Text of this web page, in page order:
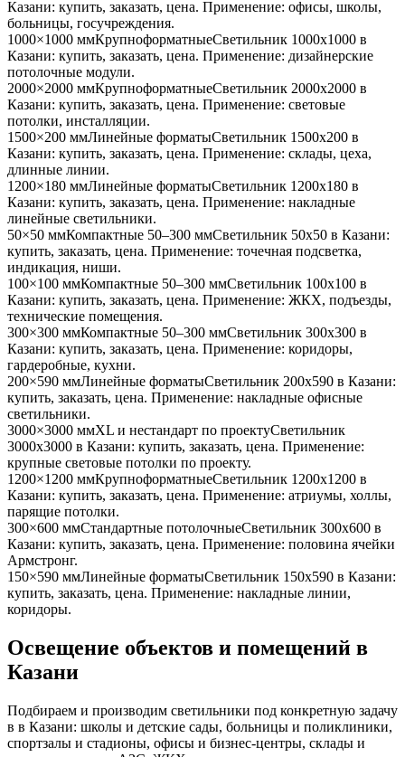
Казани: купить, заказать, цена. Применение: офисы, школы,
больницы, госучреждения.
1000×1000 ммКрупноформатныеСветильник 1000x1000 в
Казани: купить, заказать, цена. Применение: дизайнерские
потолочные модули.
2000×2000 ммКрупноформатныеСветильник 2000x2000 в
Казани: купить, заказать, цена. Применение: световые
потолки, инсталляции.
1500×200 ммЛинейные форматыСветильник 1500x200 в
Казани: купить, заказать, цена. Применение: склады, цеха,
длинные линии.
1200×180 ммЛинейные форматыСветильник 1200x180 в
Казани: купить, заказать, цена. Применение: накладные
линейные светильники.
50×50 ммКомпактные 50–300 ммСветильник 50x50 в Казани:
купить, заказать, цена. Применение: точечная подсветка,
индикация, ниши.
100×100 ммКомпактные 50–300 ммСветильник 100x100 в
Казани: купить, заказать, цена. Применение: ЖКХ, подъезды,
технические помещения.
300×300 ммКомпактные 50–300 ммСветильник 300x300 в
Казани: купить, заказать, цена. Применение: коридоры,
гардеробные, кухни.
200×590 ммЛинейные форматыСветильник 200x590 в Казани:
купить, заказать, цена. Применение: накладные офисные
светильники.
3000×3000 ммXL и нестандарт по проектуСветильник
3000x3000 в Казани: купить, заказать, цена. Применение:
крупные световые потолки по проекту.
1200×1200 ммКрупноформатныеСветильник 1200x1200 в
Казани: купить, заказать, цена. Применение: атриумы, холлы,
парящие потолки.
300×600 ммСтандартные потолочныеСветильник 300x600 в
Казани: купить, заказать, цена. Применение: половина ячейки
Армстронг.
150×590 ммЛинейные форматыСветильник 150x590 в Казани:
купить, заказать, цена. Применение: накладные линии,
коридоры.
Освещение объектов и помещений в
Казани
Подбираем и производим светильники под конкретную задачу
в в Казани: школы и детские сады, больницы и поликлиники,
спортзалы и стадионы, офисы и бизнес-центры, склады и